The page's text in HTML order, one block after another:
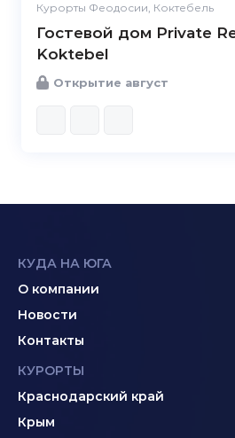
Курорты Феодосии, Коктебель
Гостевой дом Private
Koktebel
Открытие август
КУДА НА ЮГА
О компании
Новости
Контакты
КУРОРТЫ
Краснодарский край
Крым